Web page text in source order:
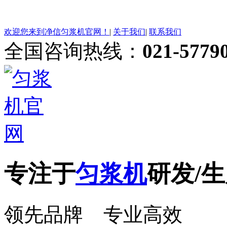
欢迎您来到净信匀浆机官网！ | 关于我们| 联系我们
全国咨询热线： 021-
专注于匀浆机研发/
领先品牌 专业高效